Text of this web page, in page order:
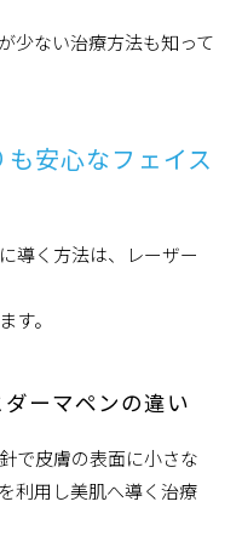
少ない治療方法も知って
安心なフェイス
導く方法は、レーザー
す。
ーマペンの違い
で皮膚の表面に小さな
利用し美肌へ導く治療